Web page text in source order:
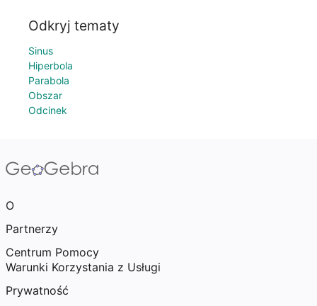
Odkryj tematy
Sinus
Hiperbola
Parabola
Obszar
Odcinek
O
Partnerzy
Centrum Pomocy
Warunki Korzystania z Usługi
Prywatność